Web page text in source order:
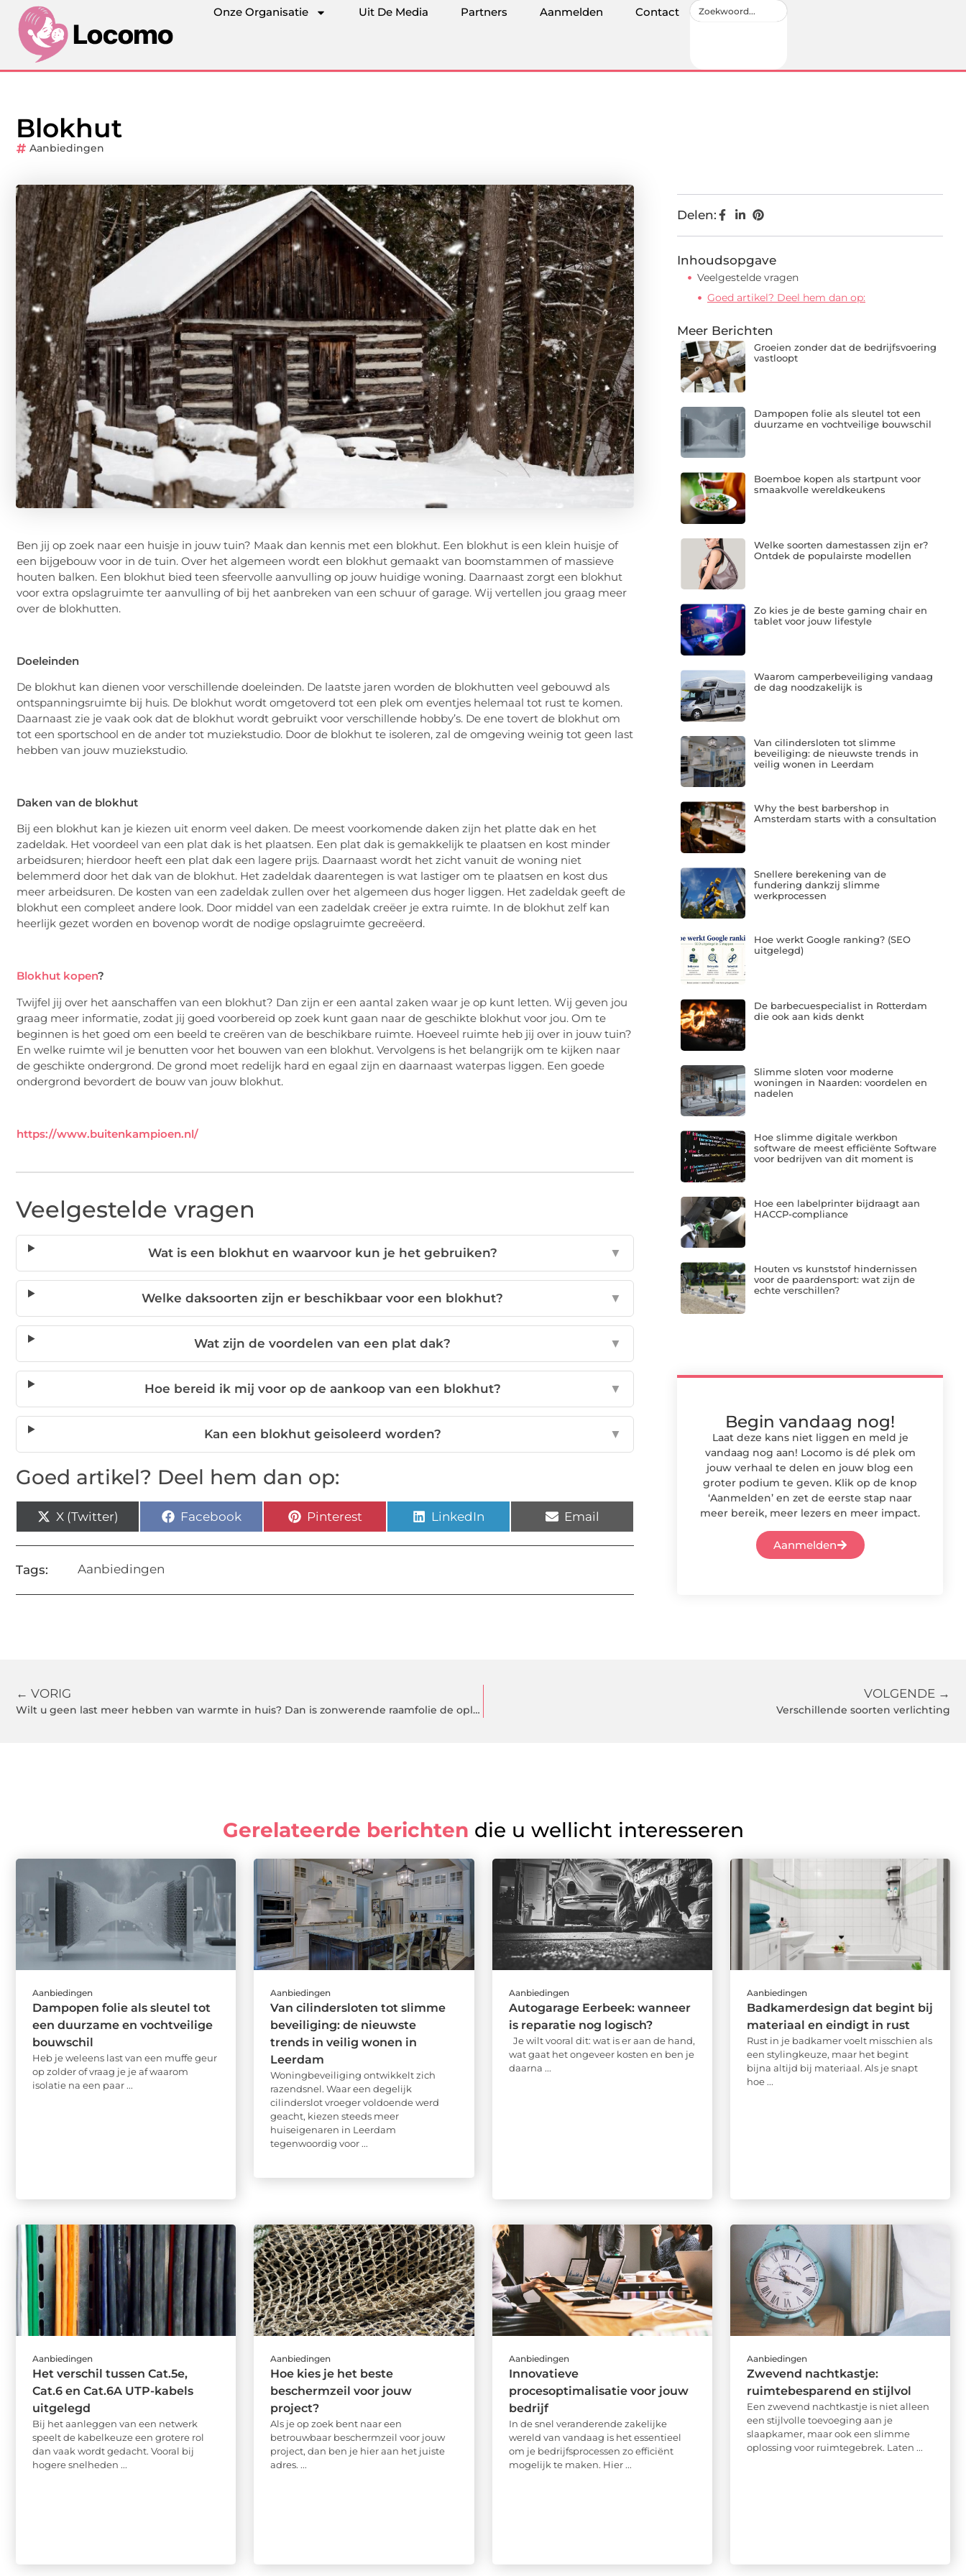
Onze Organisatie Uit De Media Partners Aanmelden Contact
Blokhut
Aanbiedingen
Ben jij op zoek naar een huisje in jouw tuin? Maak dan kennis met een blokhut. Een blokhut is een klein huisje of
een bijgebouw voor in de tuin. Over het algemeen wordt een blokhut gemaakt van boomstammen of massieve
houten balken. Een blokhut bied teen sfeervolle aanvulling op jouw huidige woning. Daarnaast zorgt een blokhut
voor extra opslagruimte ter aanvulling of bij het aanbreken van een schuur of garage. Wij vertellen jou graag meer
over de blokhutten.
Doeleinden
De blokhut kan dienen voor verschillende doeleinden. De laatste jaren worden de blokhutten veel gebouwd als
ontspanningsruimte bij huis. De blokhut wordt omgetoverd tot een plek om eventjes helemaal tot rust te komen.
Daarnaast zie je vaak ook dat de blokhut wordt gebruikt voor verschillende hobby’s. De ene tovert de blokhut om
tot een sportschool en de ander tot muziekstudio. Door de blokhut te isoleren, zal de omgeving weinig tot geen last
hebben van jouw muziekstudio.
Daken van de blokhut
Bij een blokhut kan je kiezen uit enorm veel daken. De meest voorkomende daken zijn het platte dak en het
zadeldak. Het voordeel van een plat dak is het plaatsen. Een plat dak is gemakkelijk te plaatsen en kost minder
arbeidsuren; hierdoor heeft een plat dak een lagere prijs. Daarnaast wordt het zicht vanuit de woning niet
belemmerd door het dak van de blokhut. Het zadeldak daarentegen is wat lastiger om te plaatsen en kost dus
meer arbeidsuren. De kosten van een zadeldak zullen over het algemeen dus hoger liggen. Het zadeldak geeft de
blokhut een compleet andere look. Door middel van een zadeldak creëer je extra ruimte. In de blokhut zelf kan
heerlijk gezet worden en bovenop wordt de nodige opslagruimte gecreëerd.
Blokhut kopen?
Twijfel jij over het aanschaffen van een blokhut? Dan zijn er een aantal zaken waar je op kunt letten. Wij geven jou
graag meer informatie, zodat jij goed voorbereid op zoek kunt gaan naar de geschikte blokhut voor jou. Om te
beginnen is het goed om een beeld te creëren van de beschikbare ruimte. Hoeveel ruimte heb jij over in jouw tuin?
En welke ruimte wil je benutten voor het bouwen van een blokhut. Vervolgens is het belangrijk om te kijken naar
de geschikte ondergrond. De grond moet redelijk hard en egaal zijn en daarnaast waterpas liggen. Een goede
ondergrond bevordert de bouw van jouw blokhut.
https://www.buitenkampioen.nl/
Veelgestelde vragen
Wat is een blokhut en waarvoor kun je het gebruiken? ▼
Welke daksoorten zijn er beschikbaar voor een blokhut? ▼
Wat zijn de voordelen van een plat dak? ▼
Hoe bereid ik mij voor op de aankoop van een blokhut? ▼
Kan een blokhut geisoleerd worden? ▼
Goed artikel? Deel hem dan op:
X (Twitter) Facebook Pinterest LinkedIn Email
Tags: Aanbiedingen
Delen:
Inhoudsopgave
Veelgestelde vragen
Goed artikel? Deel hem dan op:
Meer Berichten
Groeien zonder dat de bedrijfsvoering
vastloopt
Dampopen folie als sleutel tot een
duurzame en vochtveilige bouwschil
Boemboe kopen als startpunt voor
smaakvolle wereldkeukens
Welke soorten damestassen zijn er?
Ontdek de populairste modellen
Zo kies je de beste gaming chair en
tablet voor jouw lifestyle
Waarom camperbeveiliging vandaag
de dag noodzakelijk is
Van cilindersloten tot slimme
beveiliging: de nieuwste trends in
veilig wonen in Leerdam
Why the best barbershop in
Amsterdam starts with a consultation
Snellere berekening van de
fundering dankzij slimme
werkprocessen
Hoe werkt Google ranking? (SEO
uitgelegd)
De barbecuespecialist in Rotterdam
die ook aan kids denkt
Slimme sloten voor moderne
woningen in Naarden: voordelen en
nadelen
Hoe slimme digitale werkbon
software de meest efficiënte Software
voor bedrijven van dit moment is
Hoe een labelprinter bijdraagt aan
HACCP-compliance
Houten vs kunststof hindernissen
voor de paardensport: wat zijn de
echte verschillen?
Begin vandaag nog!
Laat deze kans niet liggen en meld je
vandaag nog aan! Locomo is dé plek om
jouw verhaal te delen en jouw blog een
groter podium te geven. Klik op de knop
‘Aanmelden’ en zet de eerste stap naar
meer bereik, meer lezers en meer impact.
Aanmelden
← VORIG
Wilt u geen last meer hebben van warmte in huis? Dan is zonwerende raamfolie de oplossing!
VOLGENDE →
Verschillende soorten verlichting
Gerelateerde berichten die u wellicht interesseren
Aanbiedingen
Dampopen folie als sleutel tot
een duurzame en vochtveilige
bouwschil
Heb je weleens last van een muffe geur
op zolder of vraag je je af waarom
isolatie na een paar ...
Aanbiedingen
Van cilindersloten tot slimme
beveiliging: de nieuwste
trends in veilig wonen in
Leerdam
Woningbeveiliging ontwikkelt zich
razendsnel. Waar een degelijk
cilinderslot vroeger voldoende werd
geacht, kiezen steeds meer
huiseigenaren in Leerdam
tegenwoordig voor ...
Aanbiedingen
Autogarage Eerbeek: wanneer
is reparatie nog logisch?
Je wilt vooral dit: wat is er aan de hand,
wat gaat het ongeveer kosten en ben je
daarna ...
Aanbiedingen
Badkamerdesign dat begint bij
materiaal en eindigt in rust
Rust in je badkamer voelt misschien als
een stylingkeuze, maar het begint
bijna altijd bij materiaal. Als je snapt
hoe ...
Aanbiedingen
Het verschil tussen Cat.5e,
Cat.6 en Cat.6A UTP-kabels
uitgelegd
Bij het aanleggen van een netwerk
speelt de kabelkeuze een grotere rol
dan vaak wordt gedacht. Vooral bij
hogere snelheden ...
Aanbiedingen
Hoe kies je het beste
beschermzeil voor jouw
project?
Als je op zoek bent naar een
betrouwbaar beschermzeil voor jouw
project, dan ben je hier aan het juiste
adres. ...
Aanbiedingen
Innovatieve
procesoptimalisatie voor jouw
bedrijf
In de snel veranderende zakelijke
wereld van vandaag is het essentieel
om je bedrijfsprocessen zo efficiënt
mogelijk te maken. Hier ...
Aanbiedingen
Zwevend nachtkastje:
ruimtebesparend en stijlvol
Een zwevend nachtkastje is niet alleen
een stijlvolle toevoeging aan je
slaapkamer, maar ook een slimme
oplossing voor ruimtegebrek. Laten ...